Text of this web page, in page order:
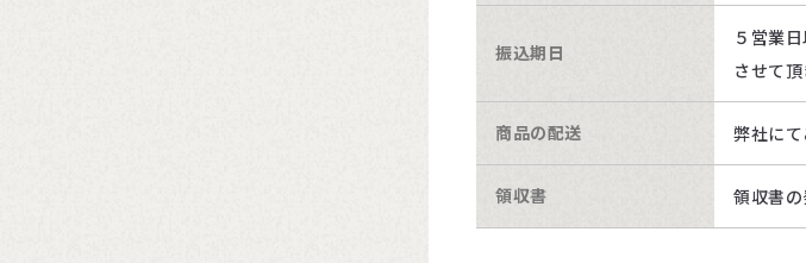
振込期日
５営業
させて
商品の配送 弊社に
領収書 領収書